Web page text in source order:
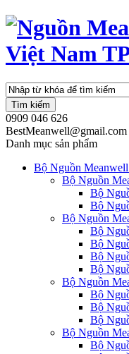
Tìm kiếm
0909 046 626
BestMeanwell@gmail.com
Danh mục sản phẩm
Bộ Nguồn
Bộ Nguồn
Bộ
Bộ
Bộ Nguồn
Bộ
Bộ
Bộ
Bộ
Bộ Nguồn
Bộ
Bộ
Bộ
Bộ Nguồn
Bộ